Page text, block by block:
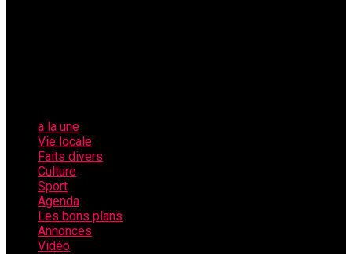
a la une
Vie locale
Faits divers
Culture
Sport
Agenda
Les bons plans
Annonces
Vidéo